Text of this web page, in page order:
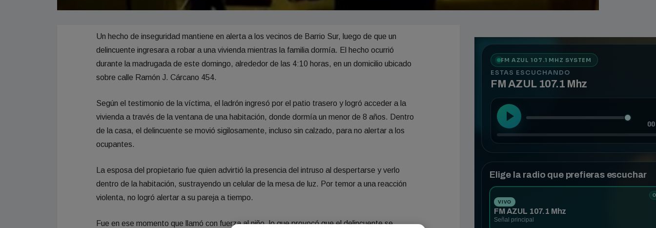
Un hecho de inseguridad mantiene en alerta a los vecinos de Barrio Sur, luego de que un
delincuente ingresara a robar a una vivienda mientras la familia dormía. El hecho ocurrió
durante la madrugada de este domingo, alrededor de las 4:10 horas, en un domicilio ubicado
sobre calle Ramón J. Cárcano 454.
Según el testimonio de la víctima, el ladrón ingresó por el patio trasero y logró acceder a la
vivienda a través de la ventana de una habitación, donde dormía un menor de 8 años. Dentro
de la casa, el delincuente se movió sigilosamente, incluso sin calzado, para no alertar a los
ocupantes.
La esposa del propietario fue quien advirtió la presencia del intruso al despertarse y verlo
dentro de la habitación, sustrayendo un celular de la mesa de luz. Por temor a una reacción
violenta, no logró alertar a su pareja a tiempo.
Fue en ese momento que llamó con fuerza al niño, lo que provocó que el delincuente se